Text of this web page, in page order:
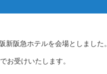
新阪急ホテルを会場としました
お受けいたします。